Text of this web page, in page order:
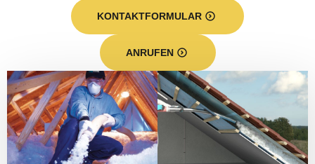
KONTAKTFORMULAR
ANRUFEN